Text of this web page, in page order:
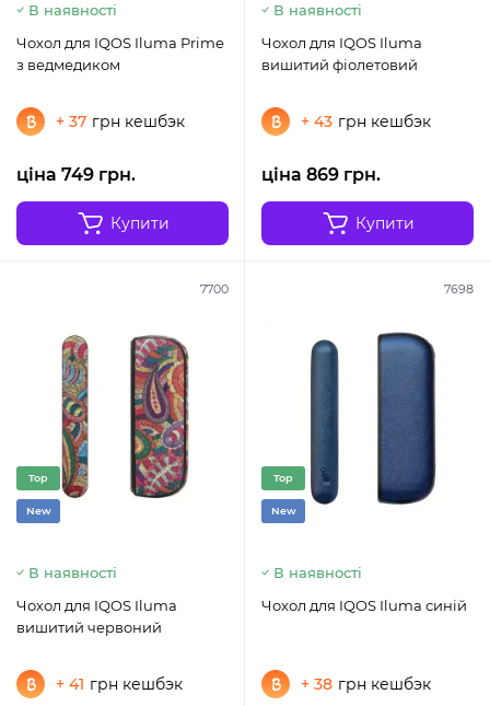
В наявності
Чохол для IQOS Iluma Prime
з ведмедиком
+ 37 грн кешбэк
ціна 749 грн.
Купити
В наявності
Чохол для IQOS Iluma
вишитий фіолетовий
+ 43 грн кешбэк
ціна 869 грн.
Купити
7700
Top
New
В наявності
Чохол для IQOS Iluma
вишитий червоний
+ 41 грн кешбэк
7698
Top
New
В наявності
Чохол для IQOS Iluma синій
+ 38 грн кешбэк